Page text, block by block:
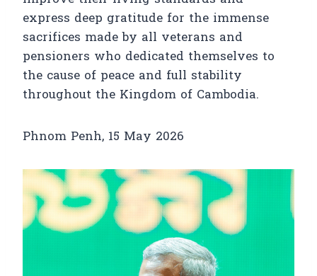
express deep gratitude for the immense
sacrifices made by all veterans and
pensioners who dedicated themselves to
the cause of peace and full stability
throughout the Kingdom of Cambodia.
Phnom Penh, 15 May 2026